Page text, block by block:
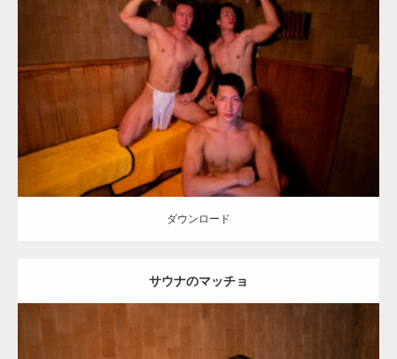
Update:2023.02.11
その他 AKIHITO(細マッチョ) SOSUKE
YOSHI
上腕二頭筋 川口 (埼玉)
ダウンロード
ダウンロード
サウナのマッチョ